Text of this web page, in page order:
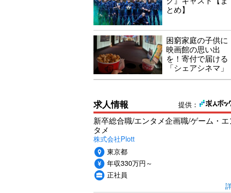
とめ】
困窮家庭の子供に
映画館の思い出
を！寄付で届ける
「シェアシネマ」
提供：
求人情報
新卒総合職/エンタメ企画職/ゲーム・エ
タメ
株式会社Plott
東京都
年収330万円～
正社員